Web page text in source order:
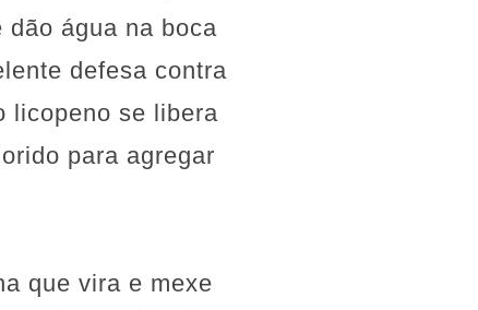
água na boca
defesa contra
licopeno se libera
para agregar
que vira e mexe